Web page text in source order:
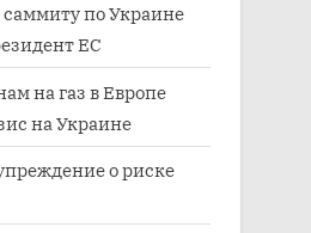
по Украине
ЕС
на газ в Европе
на Украине
о риске